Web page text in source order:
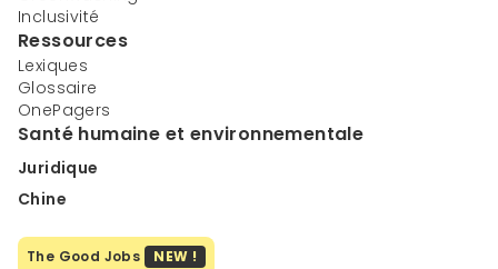
Inclusivité
Ressources
Lexiques
Glossaire
OnePagers
Santé humaine et environnementale
Juridique
Chine
The Good Jobs NEW !